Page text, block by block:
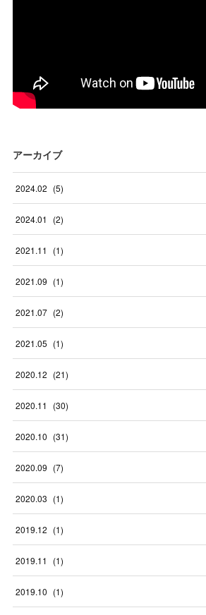
アーカイブ
2024.02 (5)
2024.01 (2)
2021.11 (1)
2021.09 (1)
2021.07 (2)
2021.05 (1)
2020.12 (21)
2020.11 (30)
2020.10 (31)
2020.09 (7)
2020.03 (1)
2019.12 (1)
2019.11 (1)
2019.10 (1)